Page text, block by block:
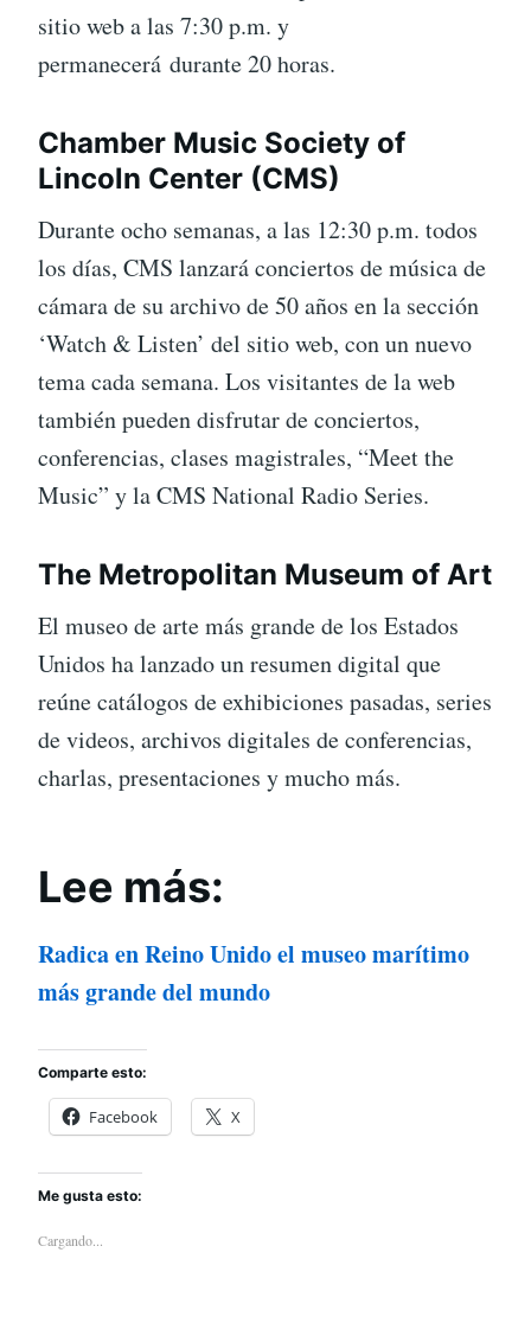
sitio web a las 7:30 p.m. y
permanecerá durante 20 horas.
Chamber Music Society of
Lincoln Center (CMS)
Durante ocho semanas, a las 12:30 p.m. todos
los días, CMS lanzará conciertos de música de
cámara de su archivo de 50 años en la sección
‘Watch & Listen’ del sitio web, con un nuevo
tema cada semana. Los visitantes de la web
también pueden disfrutar de conciertos,
conferencias, clases magistrales, “Meet the
Music” y la CMS National Radio Series.
The Metropolitan Museum of Art
El museo de arte más grande de los Estados
Unidos ha lanzado un resumen digital que
reúne catálogos de exhibiciones pasadas, series
de videos, archivos digitales de conferencias,
charlas, presentaciones y mucho más.
Lee más:
Radica en Reino Unido el museo marítimo
más grande del mundo
Comparte esto:
Facebook X
Me gusta esto:
Cargando...